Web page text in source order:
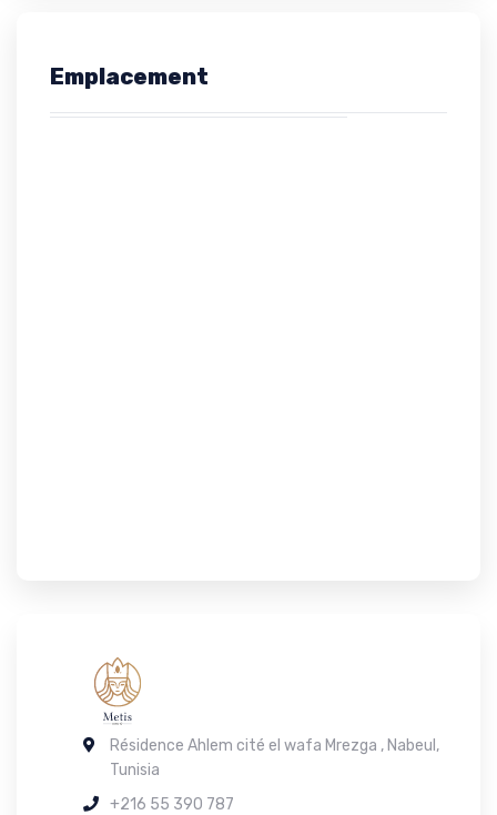
Emplacement
Résidence Ahlem cité el wafa Mrezga , Nabeul,
Tunisia
+216 55 390 787